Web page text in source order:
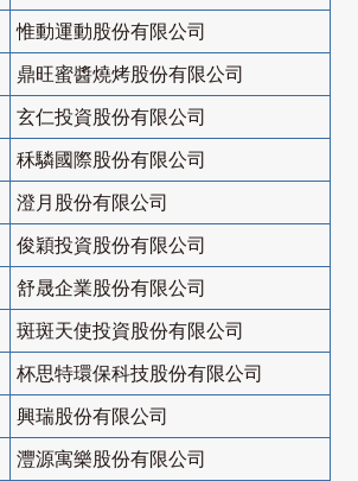
惟動運動股份有限公司
鼎旺蜜醬燒烤股份有限公司
玄仁投資股份有限公司
秝驎國際股份有限公司
澄月股份有限公司
俊穎投資股份有限公司
舒晟企業股份有限公司
斑斑天使投資股份有限公司
杯思特環保科技股份有限公司
興瑞股份有限公司
灃源寓樂股份有限公司